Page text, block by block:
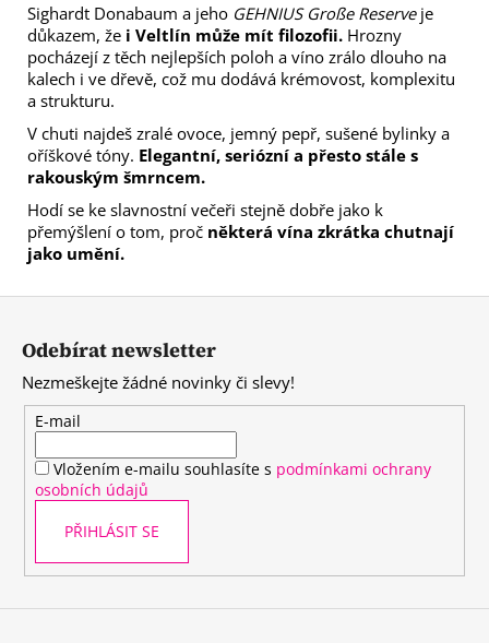
Sighardt Donabaum a jeho GEHNIUS Große Reserveje
důkazem, že i Veltlín může mít filozofii. Hrozny
pocházejí z těch nejlepších poloh a víno zrálo dlouho na
kalech i ve dřevě, což mu dodává krémovost, komplexitu
a strukturu.
V chuti najdeš zralé ovoce, jemný pepř, sušené bylinky a
oříškové tóny. Elegantní, seriózní a přesto stále s
rakouským šmrncem.
Hodí se ke slavnostní večeři stejně dobře jako k
přemýšlení o tom, proč některá vína zkrátka chutnají
jako umění.
Z
Odebírat newsletter
Nezmeškejte žádné novinky či slevy!
E-mail
Vložením e-mailu souhlasíte s podmínkami ochrany
osobních údajů
PŘIHLÁSIT SE